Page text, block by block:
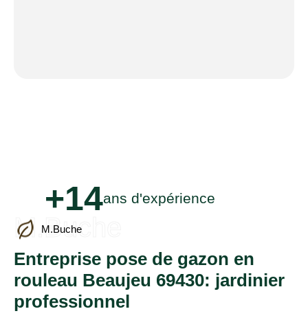
+14ans d'expérience
M.Buche
M.Buche
Entreprise pose de gazon en
rouleau Beaujeu 69430: jardinier
professionnel